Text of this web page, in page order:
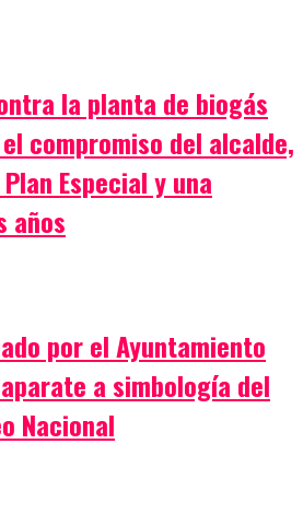
la planta de biogás
compromiso del alcalde,
Especial y una
años
por el Ayuntamiento
a simbología del
Nacional